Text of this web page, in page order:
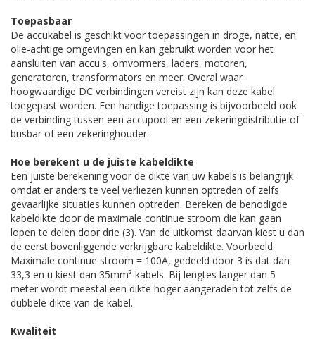
Toepasbaar
De accukabel is geschikt voor toepassingen in droge, natte, en
olie-achtige omgevingen en kan gebruikt worden voor het
aansluiten van accu's, omvormers, laders, motoren,
generatoren, transformators en meer. Overal waar
hoogwaardige DC verbindingen vereist zijn kan deze kabel
toegepast worden. Een handige toepassing is bijvoorbeeld ook
de verbinding tussen een accupool en een zekeringdistributie of
busbar of een zekeringhouder.
Hoe berekent u de juiste kabeldikte
Een juiste berekening voor de dikte van uw kabels is belangrijk
omdat er anders te veel verliezen kunnen optreden of zelfs
gevaarlijke situaties kunnen optreden. Bereken de benodigde
kabeldikte door de maximale continue stroom die kan gaan
lopen te delen door drie (3). Van de uitkomst daarvan kiest u dan
de eerst bovenliggende verkrijgbare kabeldikte. Voorbeeld:
Maximale continue stroom = 100A, gedeeld door 3 is dat dan
33,3 en u kiest dan 35mm² kabels. Bij lengtes langer dan 5
meter wordt meestal een dikte hoger aangeraden tot zelfs de
dubbele dikte van de kabel.
Kwaliteit